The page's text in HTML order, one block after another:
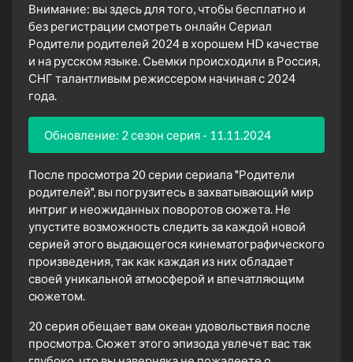
Внимание: вы здесь для того, чтобы бесплатно и
без регистрации смотреть онлайн Сериал
Родители родителей 2024 в хорошем HD качестве
и на русском языке. Сьемки происходили в Россия,
СНГ талантливым режиссером начиная с 2024
года.
Обновление: 2 сезон серия - 11.11.2024
После просмотра 20 серии сериала "Родители
родителей", вы погрузитесь в захватывающий мир
интриг и неожиданных поворотов сюжета. Не
упустите возможность следить за каждой новой
серией этого выдающегося кинематографического
произведения, так как каждая из них обладает
своей уникальной атмосферой и впечатляющим
сюжетом.
20 серия обещает вам океан удовольствия после
просмотра. Сюжет этого эпизода увлечет вас так